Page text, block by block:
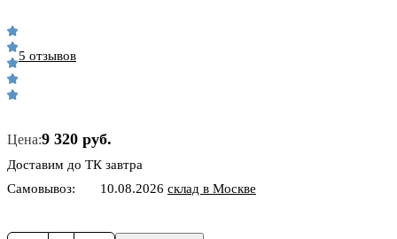
5 отзывов
Цена:9 320 руб.
Доставим до ТК завтра
Самовывоз:
10.08.2026 склад в Москве